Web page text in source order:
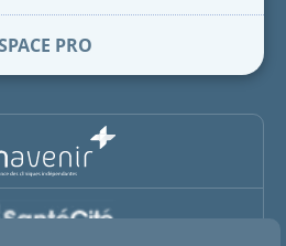
PRO